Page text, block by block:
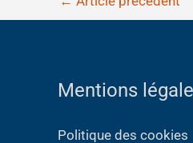
Mentions
Politique des cookies